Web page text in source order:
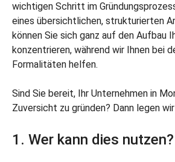
wichtigen Schritt im
eines übersichtlichen, strukturierten
können Sie sich ganz auf den Aufbau
konzentrieren, während wir Ihnen bei
Formalitäten helfen.
Sind Sie bereit, Ihr Unternehmen in
Zuversicht zu gründen? Dann legen
1. Wer kann dies nutzen?